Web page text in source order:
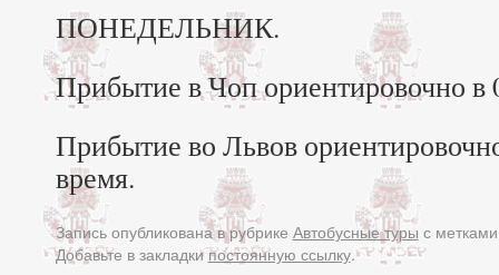
ПОНЕДЕЛЬНИК.
Прибытие в Чоп ориентировочно в
Прибытие во Львов
время.
Запись опубликована в рубрике Автобусные туры с
Добавьте в закладкипостоянную ссылку.